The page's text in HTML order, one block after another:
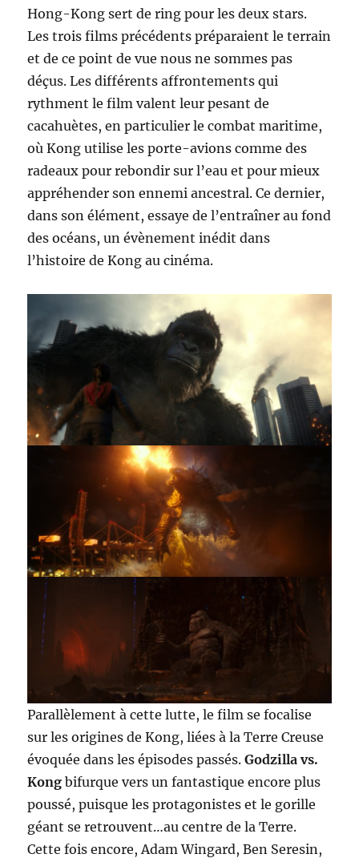
Hong-Kong sert de ring pour les deux stars.
Les trois films précédents préparaient le terrain
et de ce point de vue nous ne sommes pas
déçus. Les différents affrontements qui
rythment le film valent leur pesant de
cacahuètes, en particulier le combat maritime,
où Kong utilise les porte-avions comme des
radeaux pour rebondir sur l’eau et pour mieux
appréhender son ennemi ancestral. Ce dernier,
dans son élément, essaye de l’entraîner au fond
des océans, un évènement inédit dans
l’histoire de Kong au cinéma.
Parallèlement à cette lutte, le film se focalise
sur les origines de Kong, liées à la Terre Creuse
évoquée dans les épisodes passés.Godzilla vs.
Kong bifurque vers un fantastique encore plus
poussé, puisque les protagonistes et le gorille
géant se retrouvent…au centre de la Terre.
Cette fois encore, Adam Wingard, Ben Seresin,